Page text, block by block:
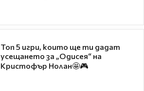
Топ 5 игри, които ще ти дадат
усещането за „Одисея“ на
Кристофър Нолан🤩🎮